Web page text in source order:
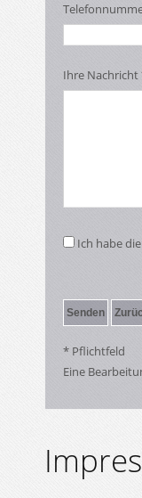
Ihre Nachricht
Ich habe die
* Pflichtfeld
Eine